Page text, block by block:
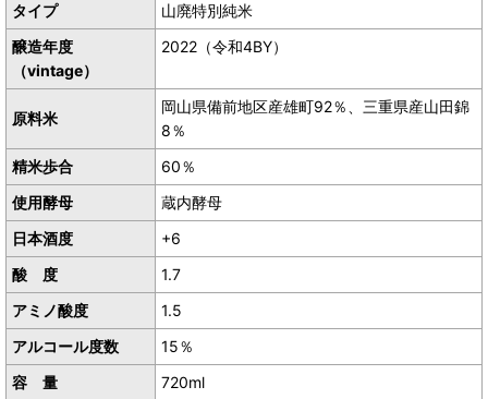
タイプ
山廃特別純米
醸造年度
（vintage）
2022（令和4BY）
原料米
岡山県備前地区産雄町92％、三重県産山田錦
8％
精米歩合
60％
使用酵母
蔵内酵母
日本酒度
+6
酸 度
1.7
アミノ酸度
1.5
アルコール度数
15％
容 量
720ml